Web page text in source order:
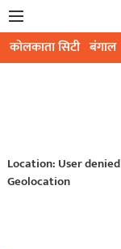
कोलकाता सिटी बंगाल
Location: User denied
Geolocation